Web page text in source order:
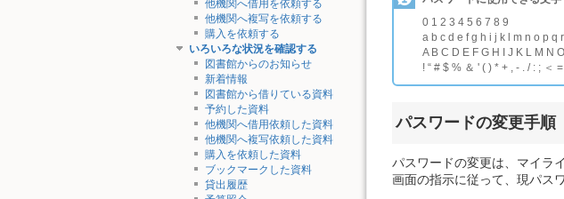
他機関へ借用を依頼する
他機関へ複写を依頼する
購入を依頼する
いろいろな状況を確認する
図書館からのお知らせ
新着情報
図書館から借りている資料
予約した資料
他機関へ借用依頼した資料
他機関へ複写依頼した資料
購入を依頼した資料
ブックマークした資料
貸出履歴
0 1 2 3 4 5 6 7 8 9
a b c d e f g h i j k l m n o p q
A B C D E F G H I J K L M N
! “ # $ % ＆ ' ( ) * + , - . / : ; ＜
パスワードの変更手順
パスワードの変更は、マイラ
画面の指示に従って、現パス